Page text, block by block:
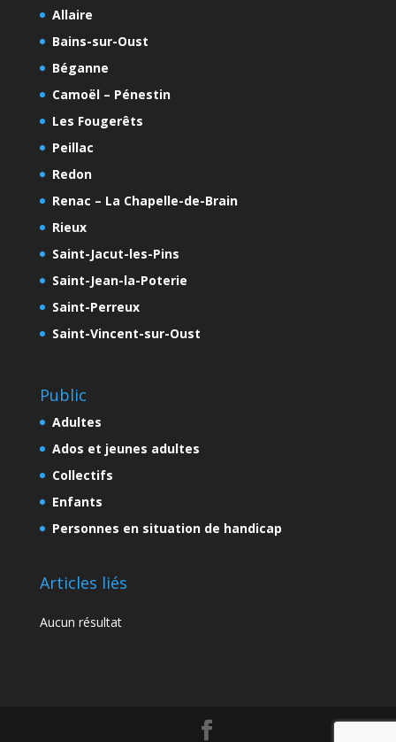
Allaire
Bains-sur-Oust
Béganne
Camoël – Pénestin
Les Fougerêts
Peillac
Redon
Renac – La Chapelle-de-Brain
Rieux
Saint-Jacut-les-Pins
Saint-Jean-la-Poterie
Saint-Perreux
Saint-Vincent-sur-Oust
Public
Adultes
Ados et jeunes adultes
Collectifs
Enfants
Personnes en situation de handicap
Articles liés
Aucun résultat